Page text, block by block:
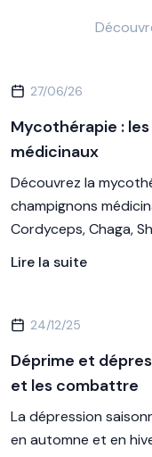
27/06/26
Mycothérapie :
médicinaux
Découvrez la
champignons
Cordyceps, Chaga,
Lire la suite
24/12/25
Déprime et
et les combattre
La dépression
en automne et en